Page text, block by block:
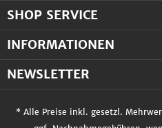
SHOP SERVICE
INFORMATIONEN
NEWSLETTER
* Alle Preise inkl. gesetzl.